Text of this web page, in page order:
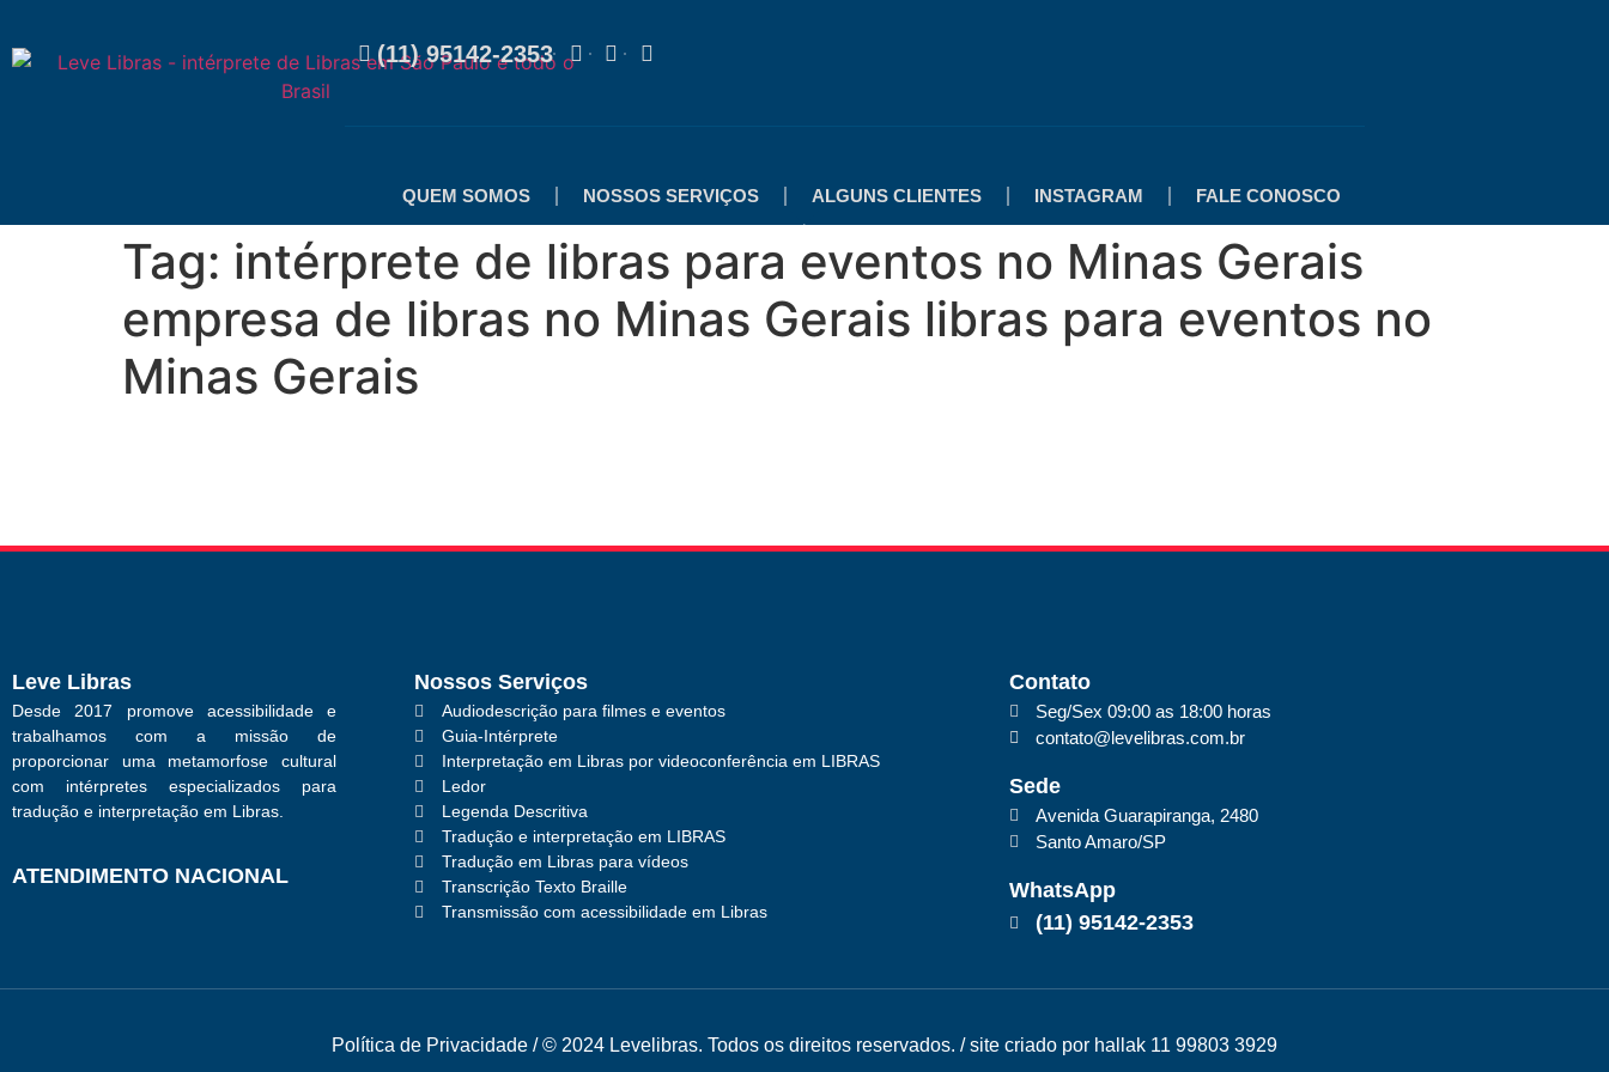
(11) 95142-2353
QUEM SOMOS NOSSOS SERVIÇOS ALGUNS CLIENTES INSTAGRAM FALE CONOSCO
Tag: intérprete de libras para eventos no Minas Gerais
empresa de libras no Minas Gerais libras para eventos no
Minas Gerais
Leve Libras
Desde 2017 promove acessibilidade e
trabalhamos com a missão de
proporcionar uma metamorfose cultural
com intérpretes especializados para
tradução e interpretação em Libras.
ATENDIMENTO NACIONAL
Nossos Serviços
Audiodescrição para filmes e eventos
Guia-Intérprete
Interpretação em Libras por videoconferência em LIBRAS
Ledor
Legenda Descritiva
Tradução e interpretação em LIBRAS
Tradução em Libras para vídeos
Transcrição Texto Braille
Transmissão com acessibilidade em Libras
Contato
Seg/Sex 09:00 as 18:00 horas
contato@levelibras.com.br
Sede
Avenida Guarapiranga, 2480
Santo Amaro/SP
WhatsApp
(11) 95142-2353
Política de Privacidade / © 2024 Levelibras. Todos os direitos reservados. / site criado por hallak 11 99803 3929